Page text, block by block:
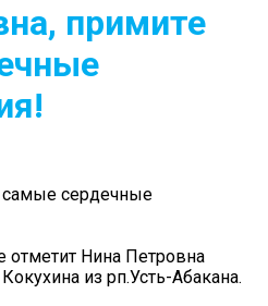
примите
самые сердечные
отметит Нина Петровна
из рп.Усть-Абакана.